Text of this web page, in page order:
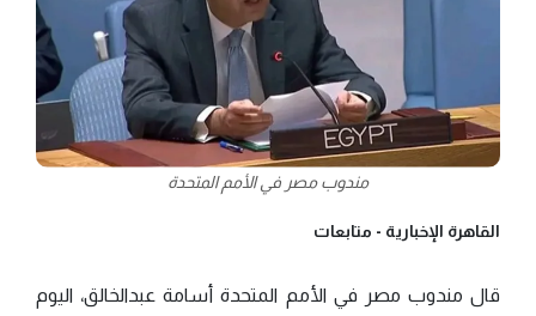
مندوب مصر في الأمم المتحدة
القاهرة الإخبارية - متابعات
قال مندوب مصر في الأمم المتحدة أسامة عبدالخالق، اليوم